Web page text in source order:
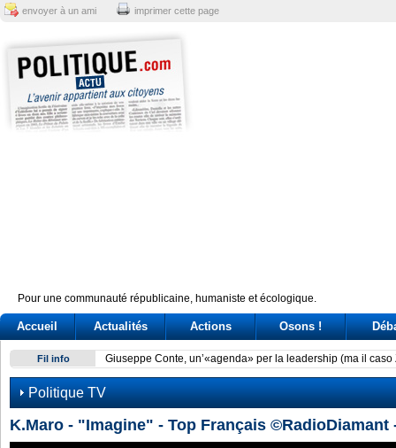
envoyer à un ami imprimer cette page
Pour une communauté républicaine, humaniste et écologique.
Accueil Actualités Actions Osons !
Fil info Giuseppe Conte, un’«agenda» per la leadership (ma il
Politique TV
K.Maro - "Imagine" - Top Français ©RadioDiamant